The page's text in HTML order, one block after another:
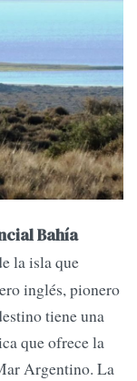
Bahía
la isla que
inglés, pionero
tiene una
que ofrece la
Argentino. La